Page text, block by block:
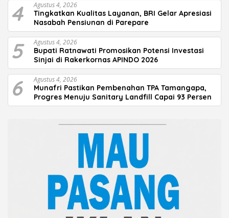
4 Agustus 4, 2026
Tingkatkan Kualitas Layanan, BRI Gelar Apresiasi
Nasabah Pensiunan di Parepare
5 Agustus 4, 2026
Bupati Ratnawati Promosikan Potensi Investasi
Sinjai di Rakerkornas APINDO 2026
6 Agustus 4, 2026
Munafri Pastikan Pembenahan TPA Tamangapa,
Progres Menuju Sanitary Landfill Capai 93 Persen